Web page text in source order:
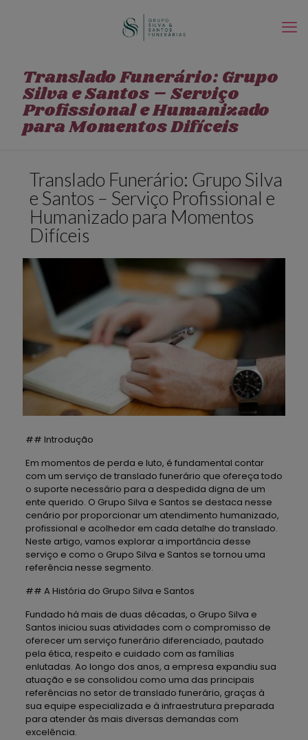
Translado Funerário: Grupo
Silva e Santos – Serviço
Profissional e Humanizado
para Momentos Difíceis
Translado Funerário: Grupo Silva
e Santos – Serviço Profissional e
Humanizado para Momentos
Difíceis
## Introdução
Em momentos de perda e luto, é fundamental contar
com um serviço de translado funerário que ofereça todo
o suporte necessário para a despedida digna de um
ente querido. O Grupo Silva e Santos se destaca nesse
cenário por proporcionar um atendimento humanizado,
profissional e acolhedor em cada detalhe do translado.
Neste artigo, vamos explorar a importância desse
serviço e como o Grupo Silva e Santos se tornou uma
referência nesse segmento.
## A História do Grupo Silva e Santos
Fundado há mais de duas décadas, o Grupo Silva e
Santos iniciou suas atividades com o compromisso de
oferecer um serviço funerário diferenciado, pautado
pela ética, respeito e cuidado com as famílias
enlutadas. Ao longo dos anos, a empresa expandiu sua
atuação e se consolidou como uma das principais
referências no setor de translado funerário, graças à
sua equipe especializada e à infraestrutura preparada
para atender às mais diversas demandas com
excelência.